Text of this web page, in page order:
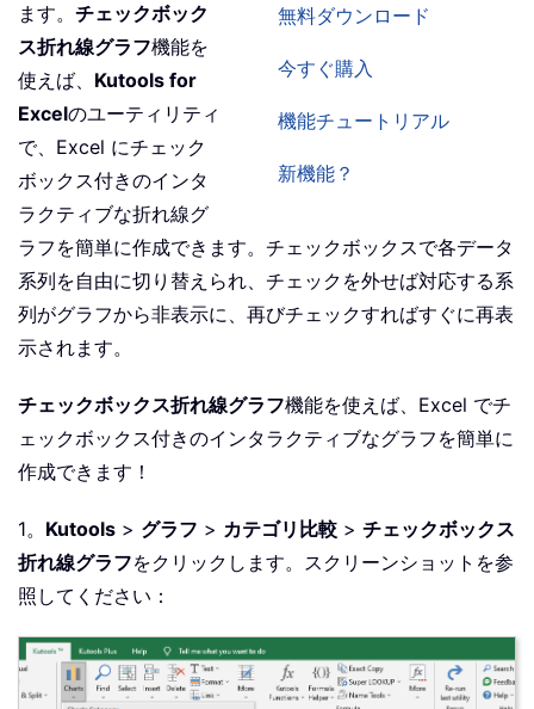
無料ダウンロード
今すぐ購入
機能チュートリアル
新機能？
ます。 チェックボック
ス折れ線グラフ機能を
使えば、 Kutools for
Excelのユーティリティ
で、Excel にチェック
ボックス付きのインタ
ラクティブな折れ線グ
ラフを簡単に作成できます。チェックボックスで各データ
系列を自由に切り替えられ、チェックを外せば対応する系
列がグラフから非表示に、再びチェックすればすぐに再表
示されます。
チェックボックス折れ線グラフ機能を使えば、Excel でチ
ェックボックス付きのインタラクティブなグラフを簡単に
作成できます！
1。 Kutools > グラフ > カテゴリ比較 > チェックボックス
折れ線グラフをクリックします。スクリーンショットを参
照してください：